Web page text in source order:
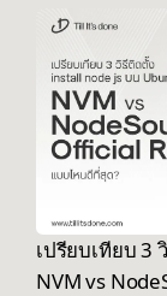
เปรียบเทียบ 3
NVM vs